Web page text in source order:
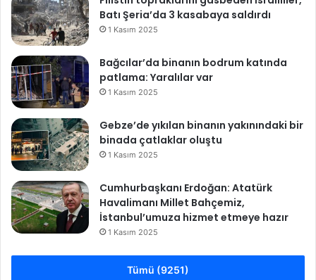
l
a
d
ı
Batı Şeria’da 3 kasabaya saldırdı
1 Kasım 2025
Bağcılar’da binanın bodrum katında
patlama: Yaralılar var
1 Kasım 2025
Gebze’de yıkılan binanın yakınındaki bir
binada çatlaklar oluştu
1 Kasım 2025
Cumhurbaşkanı Erdoğan: Atatürk
Havalimanı Millet Bahçemiz,
İstanbul’umuza hizmet etmeye hazır
1 Kasım 2025
Tümü (9251)